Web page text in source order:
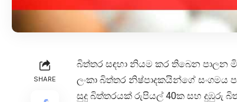
SHARE
බිත්තර සඳහා නියම කර තිබෙන පාලන
ලංකා බිත්තර නිෂ්පාදකයින්ගේ සංගමය
සුදු බිත්තරයක් රුපියල් 40ක සහ දුඹුරු